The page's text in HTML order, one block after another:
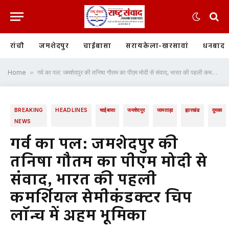
रांची जमशेदपुर चाईबासा सरायकेला-खरसावां धनबाद
Home » गर्व का पल: जमशेदपुर की तनिषा गौतम का पीएम मोदी से संवाद, भारत की पहली कमर्शियल सेमीकंडक्टर चिप लॉन्च में अहम भूमिका
BREAKING
NEWS
HEADLINES चाईबासा जमशेदपुर जामताड़ा झारखंड दुमका
गर्व का पल: जमशेदपुर की
तनिषा गौतम का पीएम मोदी से
संवाद, भारत की पहली
कमर्शियल सेमीकंडक्टर चिप
लॉन्च में अहम भूमिका